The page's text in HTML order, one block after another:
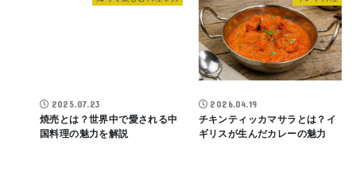
2025.07.23
焼売とは？世界中で愛される中
国料理の魅力を解説
2026.04.19
チキンティッカマサラとは？イ
ギリスが生んだカレーの魅力